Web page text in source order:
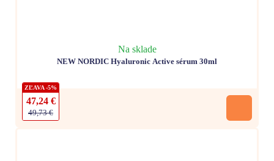
Na sklade
NEW NORDIC Hyaluronic Active sérum 30ml
ZĽAVA -5%
47,24 €
49,73 €